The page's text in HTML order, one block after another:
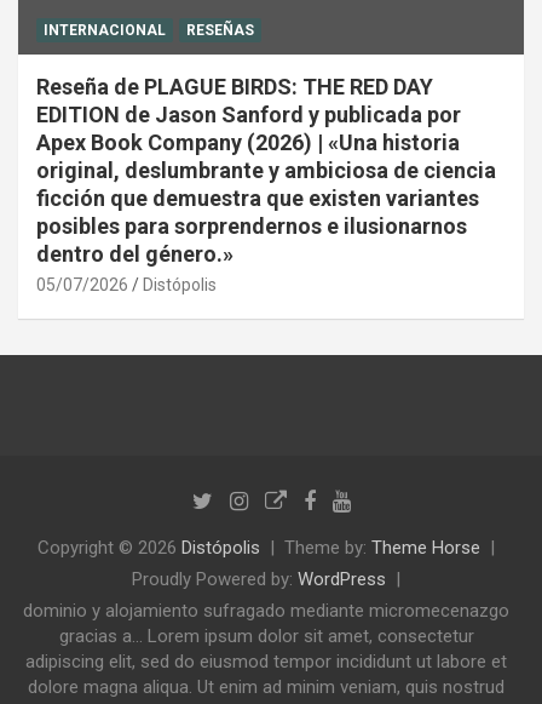
INTERNACIONAL RESEÑAS
Reseña de PLAGUE BIRDS: THE RED DAY
EDITION de Jason Sanford y publicada por
Apex Book Company (2026) | «Una historia
original, deslumbrante y ambiciosa de ciencia
ficción que demuestra que existen variantes
posibles para sorprendernos e ilusionarnos
dentro del género.»
05/07/2026 Distópolis
Copyright © 2026 Distópolis Theme by: Theme Horse
Proudly Powered by: WordPress
dominio y alojamiento sufragado mediante micromecenazgo
gracias a... Lorem ipsum dolor sit amet, consectetur
adipiscing elit, sed do eiusmod tempor incididunt ut labore et
dolore magna aliqua. Ut enim ad minim veniam, quis nostrud